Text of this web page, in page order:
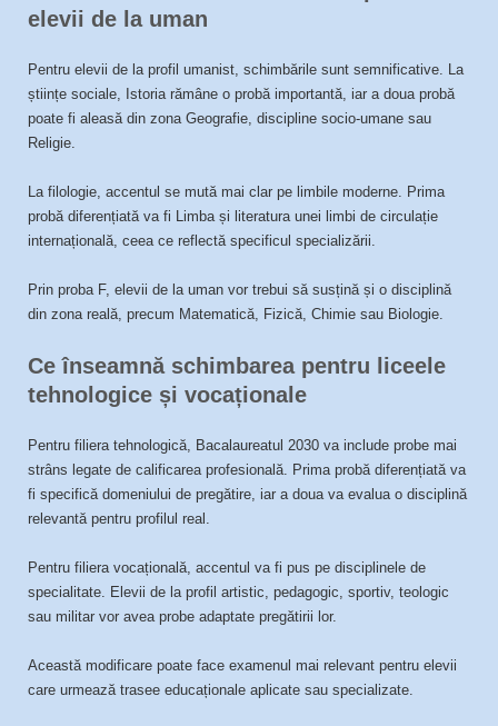
elevii de la uman
Pentru elevii de la profil umanist, schimbările sunt semnificative. La
științe sociale, Istoria rămâne o probă importantă, iar a doua probă
poate fi aleasă din zona Geografie, discipline socio-umane sau
Religie.
La filologie, accentul se mută mai clar pe limbile moderne. Prima
probă diferențiată va fi Limba și literatura unei limbi de circulație
internațională, ceea ce reflectă specificul specializării.
Prin proba F, elevii de la uman vor trebui să susțină și o disciplină
din zona reală, precum Matematică, Fizică, Chimie sau Biologie.
Ce înseamnă schimbarea pentru liceele
tehnologice și vocaționale
Pentru filiera tehnologică, Bacalaureatul 2030 va include probe mai
strâns legate de calificarea profesională. Prima probă diferențiată va
fi specifică domeniului de pregătire, iar a doua va evalua o disciplină
relevantă pentru profilul real.
Pentru filiera vocațională, accentul va fi pus pe disciplinele de
specialitate. Elevii de la profil artistic, pedagogic, sportiv, teologic
sau militar vor avea probe adaptate pregătirii lor.
Această modificare poate face examenul mai relevant pentru elevii
care urmează trasee educaționale aplicate sau specializate.